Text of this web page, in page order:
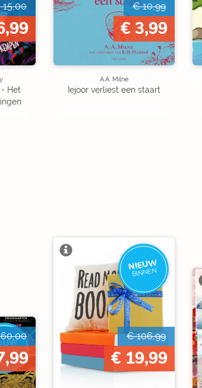
- Het
€ 10,99
€ 3,99
A.A. Milne
Iejoor verliest een staart
NIEUW
BINNEN
€ 106,99
€ 19,99